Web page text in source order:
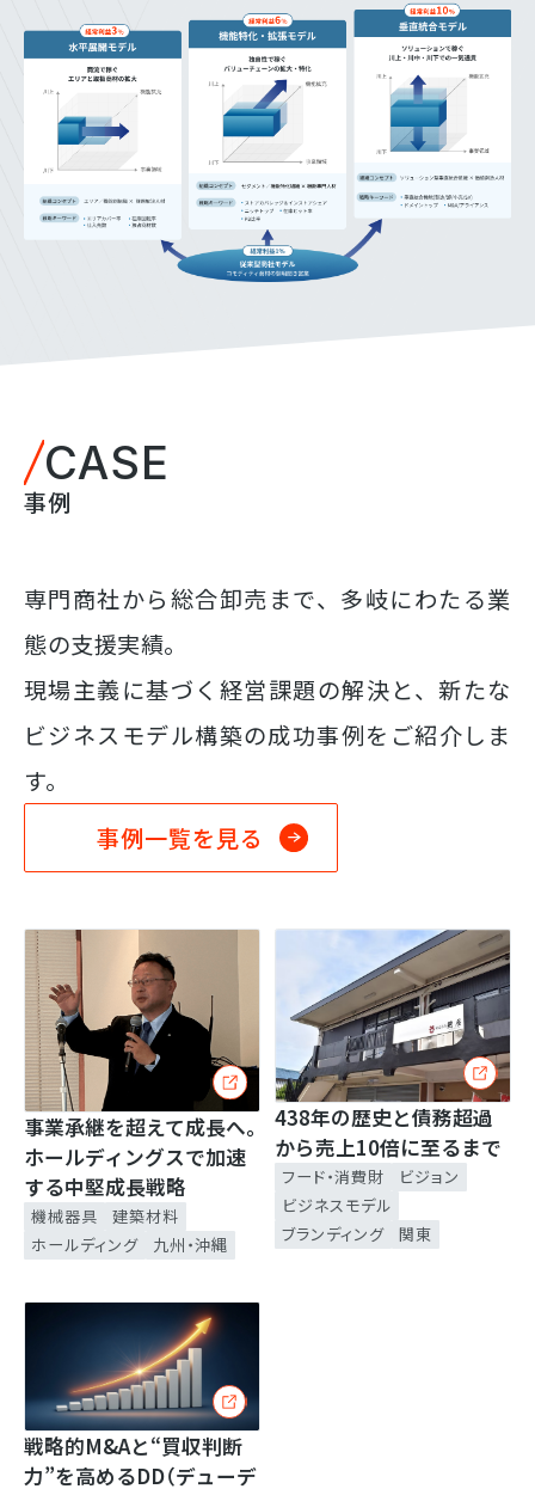
CASE
事例
専門商社から総合卸売まで、多岐にわたる業
態の支援実績。
現場主義に基づく経営課題の解決と、新たな
ビジネスモデル構築の成功事例をご紹介しま
す。
事例一覧を見る
事業承継を超えて成長へ。
ホールディングスで加速
する中堅成長戦略
機械器具
建築材料
ホールディング
九州・沖縄
438年の歴史と債務超過
から売上10倍に至るまで
フード・消費財
ビジョン
ビジネスモデル
ブランディング
関東
戦略的M&Aと“買収判断
力”を高めるDD（デューデ